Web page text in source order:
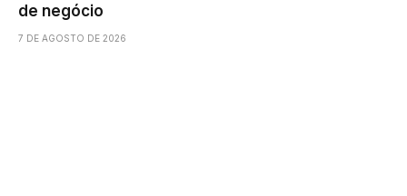
de negócio
7 DE AGOSTO DE 2026